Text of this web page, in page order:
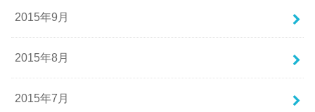
2015年9月
2015年8月
2015年7月